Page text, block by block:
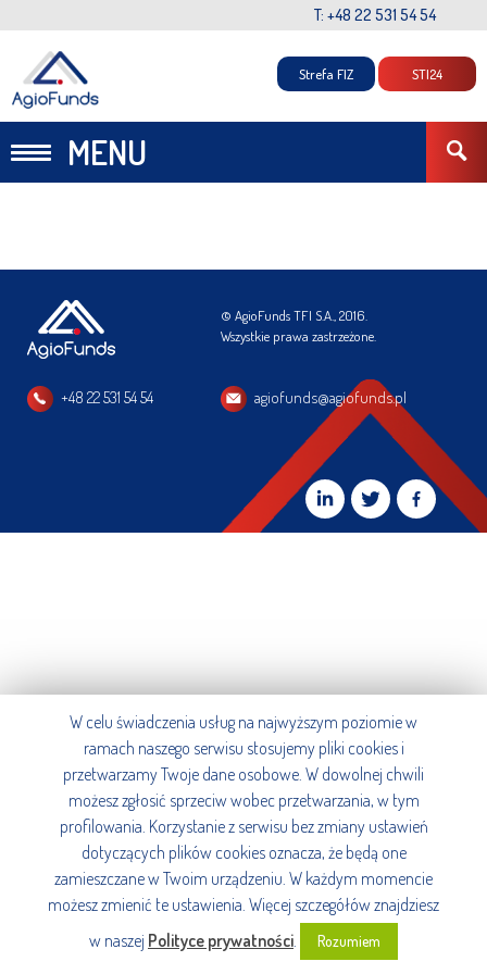
T: +48 22 531 54 54
MENU
Strefa FIZ STI24
© AgioFunds TFI S.A., 2016.
Wszystkie prawa zastrzeżone.
+48 22 531 54 54 agiofunds@agiofunds.pl
W celu świadczenia usług na najwyższym poziomie w
ramach naszego serwisu stosujemy pliki cookies i
przetwarzamy Twoje dane osobowe. W dowolnej chwili
możesz zgłosić sprzeciw wobec przetwarzania, w tym
profilowania. Korzystanie z serwisu bez zmiany ustawień
dotyczących plików cookies oznacza, że będą one
zamieszczane w Twoim urządzeniu. W każdym momencie
możesz zmienić te ustawienia. Więcej szczegółów znajdziesz
w naszej Polityce prywatności. Rozumiem